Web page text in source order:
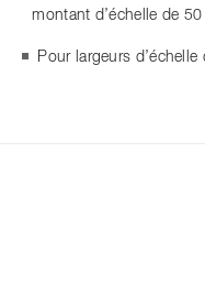
montant d’échelle de
Pour largeurs